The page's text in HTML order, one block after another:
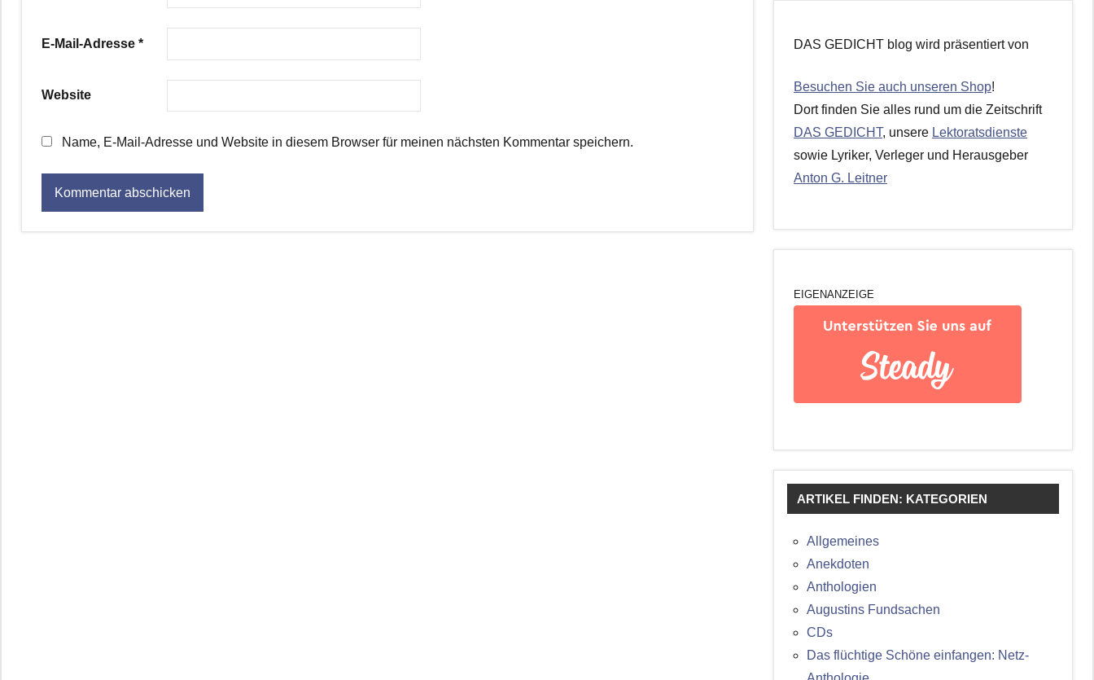
E-Mail-Adresse *
Website
Name, E-Mail-Adresse und Website in diesem Browser für meinen nächsten Kommentar speichern.
DAS GEDICHT blog wird präsentiert von
Besuchen Sie auch unseren Shop!
Dort finden Sie alles rund um die Zeitschrift
DAS GEDICHT, unsere Lektoratsdienste
sowie Lyriker, Verleger und Herausgeber
Anton G. Leitner
EIGENANZEIGE
ARTIKEL FINDEN: KATEGORIEN
Allgemeines
Anekdoten
Anthologien
Augustins Fundsachen
CDs
Das flüchtige Schöne einfangen: Netz-